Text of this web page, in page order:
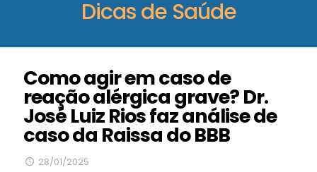
Como agir em caso de
reação alérgica grave? Dr.
José Luiz Rios faz análise de
caso da Raissa do BBB
28/01/2025